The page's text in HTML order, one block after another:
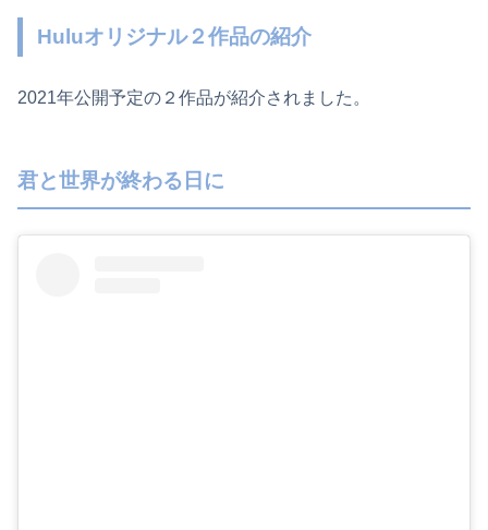
Huluオリジナル２作品の紹介
2021年公開予定の２作品が紹介されました。
君と世界が終わる日に